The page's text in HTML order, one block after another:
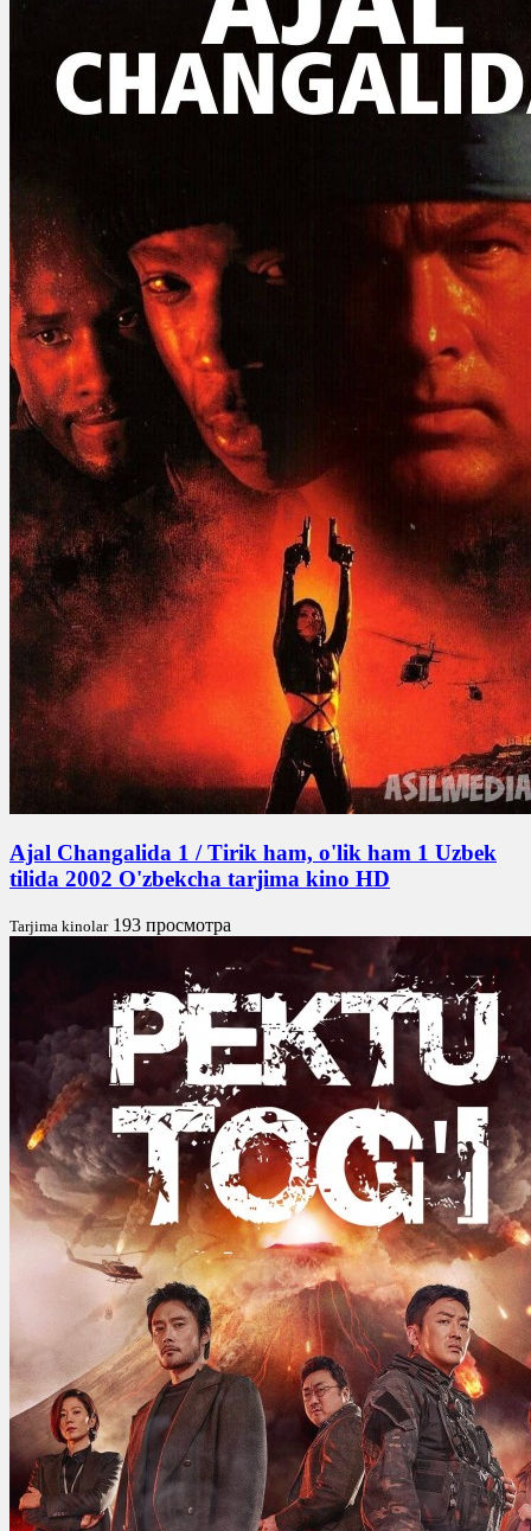
Ajal Changalida 1 / Tirik ham, o'lik ham 1 Uzbek
tilida 2002 O'zbekcha tarjima kino HD
Tarjima kinolar 193 просмотра